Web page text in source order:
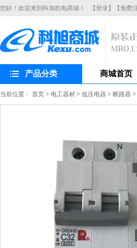
您好！欢迎来到科旭机电商城！ 【登录】 【免费
产品分类 商城首页
当前位置： 首页 > 电工器材 > 低压电器 > 断路器 >